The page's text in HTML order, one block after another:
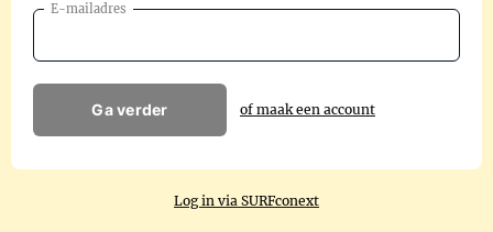
E-mailadres
Ga verder of maak een account
Log in via SURFconext